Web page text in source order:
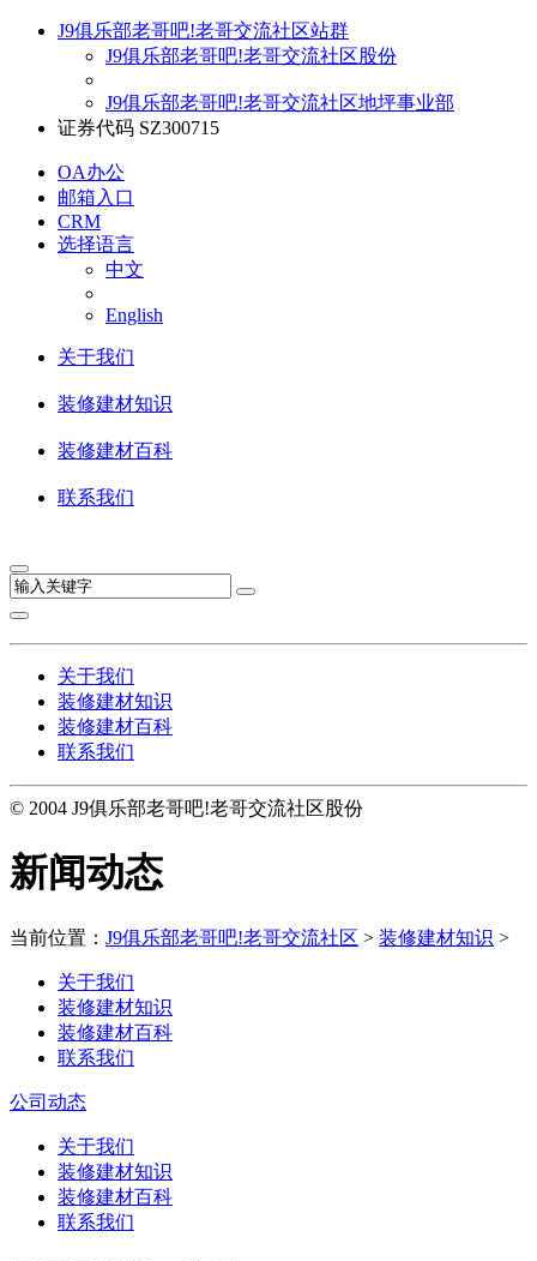
J9俱乐部老哥吧!老哥交流社区站群
J9俱乐部老哥吧!老哥交流社区股份
J9俱乐部老哥吧!老哥交流社区地坪事业部
证券代码 SZ300715
OA办公
邮箱入口
CRM
选择语言
中文
English
关于我们
装修建材知识
装修建材百科
联系我们
关于我们
装修建材知识
装修建材百科
联系我们
© 2004 J9俱乐部老哥吧!老哥交流社区股份
新闻动态
当前位置： J9俱乐部老哥吧!老哥交流社区 > 装修建材知识 >
关于我们
装修建材知识
装修建材百科
联系我们
公司动态
关于我们
装修建材知识
装修建材百科
联系我们